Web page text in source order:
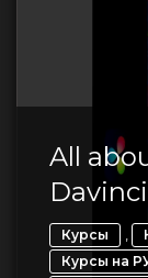
All
Курсы ,
Курсы на